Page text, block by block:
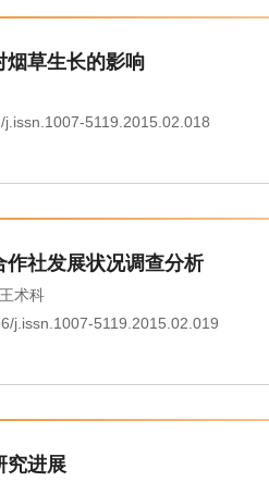
烟草生长的影响
j.issn.1007-5119.2015.02.018
社发展状况调查分析
王术科
j.issn.1007-5119.2015.02.019
究进展